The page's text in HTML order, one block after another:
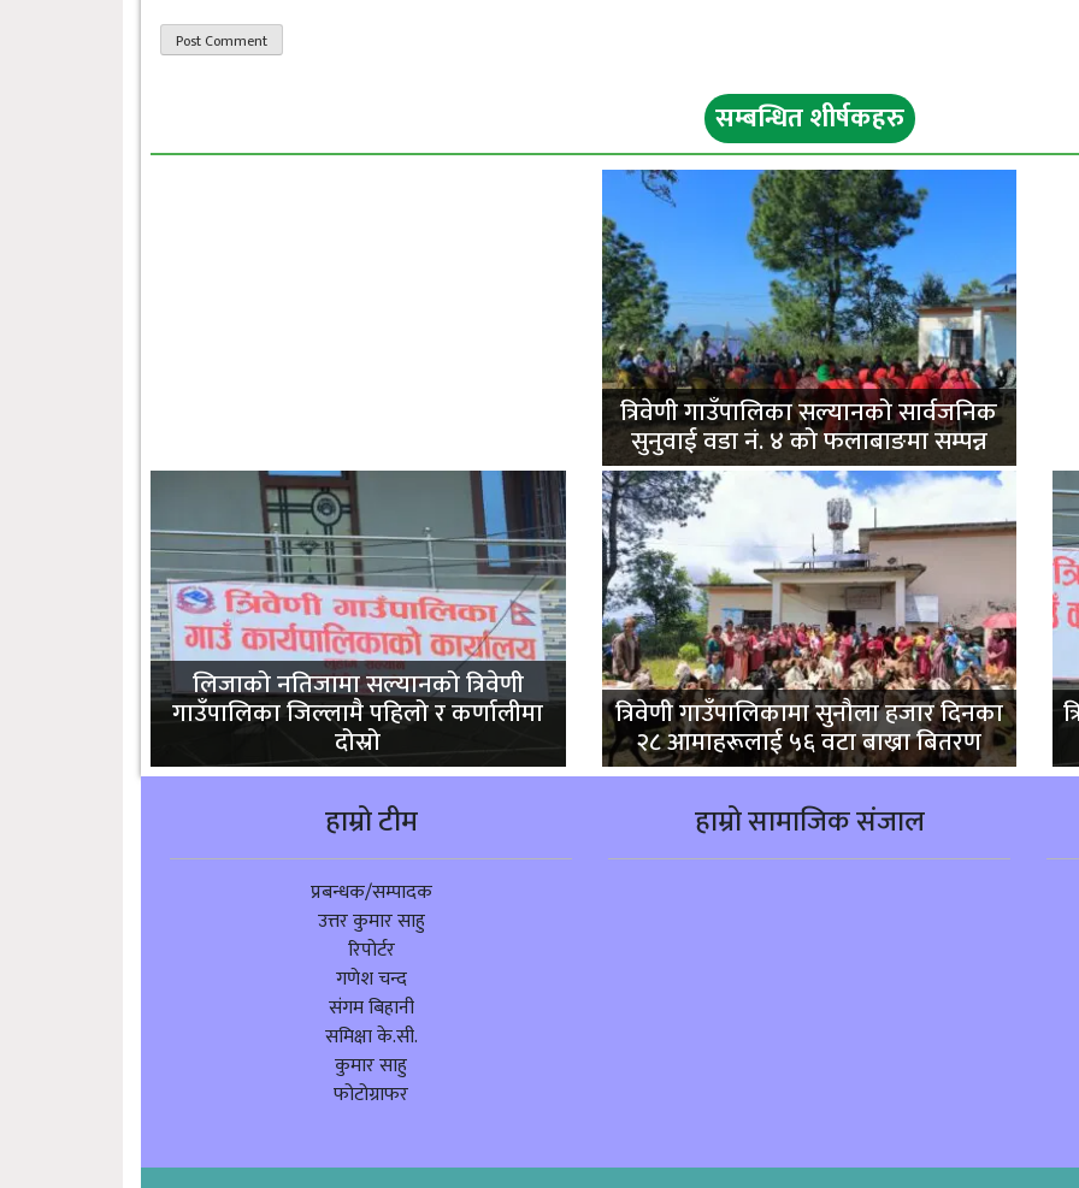
सम्बन्धित शीर्षकहरु
छत्रेश्वरीलाई हराउँदै त्रिबेणी २१ रनले विजयी
त्रिवेणी गाउँपालिका सल्यानको सार्वजनिक
सुनुवाई वडा नं. ४ को फलाबाङमा सम्पन्न
लिजाको नतिजामा सल्यानको त्रिवेणी
गाउँपालिका जिल्लामै पहिलो र कर्णालीमा
दोस्रो
त्रिवेणी गाउँपालिकामा सुनौला हजार दिनका
२८ आमाहरूलाई ५६ वटा बाख्रा बितरण
हाम्रो टीम
प्रबन्धक/सम्पादक
उत्तर कुमार साहु
रिपोर्टर
गणेश चन्द
संगम बिहानी
समिक्षा के.सी.
कुमार साहु
फोटोग्राफर
हाम्रो सामाजिक संजाल